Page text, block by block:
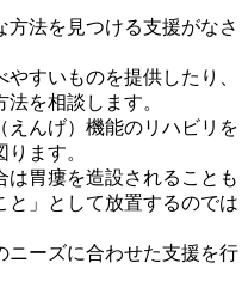
法を見つける支援がなさ
すいものを提供したり、
を相談します。
えんげ）機能のリハビリを
ます。
は胃瘻を造設されることも
と」として放置するのでは
ニーズに合わせた支援を行